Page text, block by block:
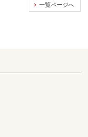
一覧ページへ